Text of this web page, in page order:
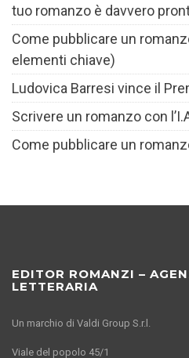
tuo romanzo è davvero
Come pubblicare un
elementi chiave)
Ludovica Barresi vince il
Scrivere un romanzo con
Come pubblicare un
EDITOR ROMANZI –
LETTERARIA
Un marchio di Valdi Group S.r.l.
Viale del popolo 45/1